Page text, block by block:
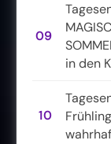
09
in den
10